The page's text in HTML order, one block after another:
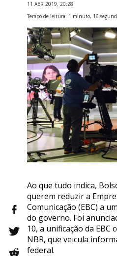
11 ABR 2019, 20:28
Tempo de leitura: 1 minuto, 16
Ao que tudo indica,
querem reduzir a
Comunicação (EBC) a
do governo. Foi
10, a unificação da EBC
NBR, que veicula
federal.